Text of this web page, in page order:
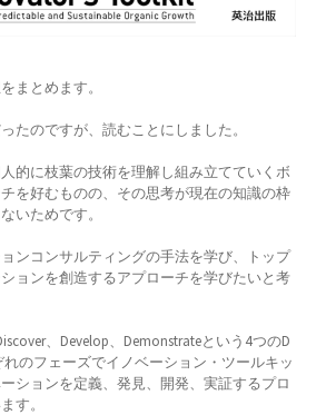
まとめます。
たのですが、読むことにしました。
的に枝葉の技術を理解し組み立てていくボ
を好むものの、その思考が現在の知識の枠
いためです。
ンコンサルティングの手法を学び、トップ
ョンを創造するアプローチを学びたいと考
、Develop、Demonstrateという4つのD
れのフェーズでイノベーション・ツールキッ
ションを定義、発見、開発、実証するプロ
す。